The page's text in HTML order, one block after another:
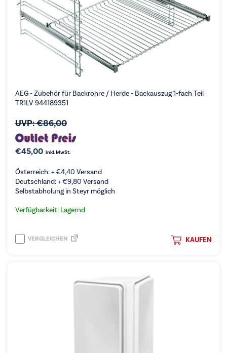
AEG - Zubehör für Backrohre / Herde - Backauszug 1-fach Teil
TR1LV 944189351
UVP:€86,00
€45,00 inkl. MwSt.
Österreich: +€4,40 Versand
Deutschland: +€9,80 Versand
Selbstabholung in Steyr möglich
Verfügbarkeit: Lagernd
KAUFEN
VERGLEICHEN